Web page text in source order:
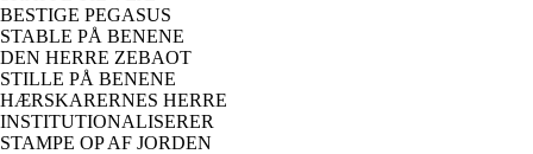
BESTIGE PEGASUS
STABLE PÅ BENENE
DEN HERRE ZEBAOT
STILLE PÅ BENENE
HÆRSKARERNES HERRE
INSTITUTIONALISERER
STAMPE OP AF JORDEN